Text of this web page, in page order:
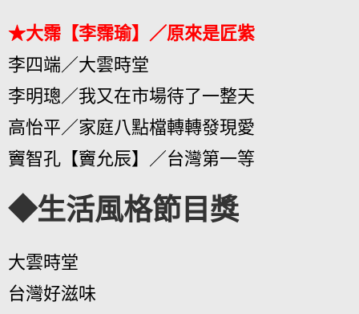
★大霈【李霈瑜】／原來是匠紫
李四端／大雲時堂
李明璁／我又在市場待了一整天
高怡平／家庭八點檔轉轉發現愛
竇智孔【竇允辰】／台灣第一等
◆生活風格節目獎
大雲時堂
台灣好滋味